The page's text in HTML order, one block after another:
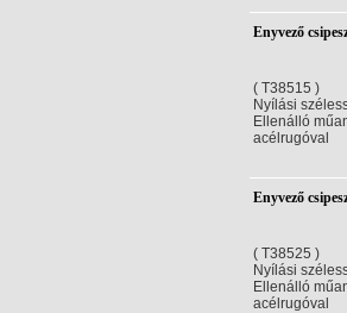
Enyvező
( T38515 )
Nyílási
Ellenálló
acélrugóval
Enyvező
( T38525 )
Nyílási
Ellenálló
acélrugóval